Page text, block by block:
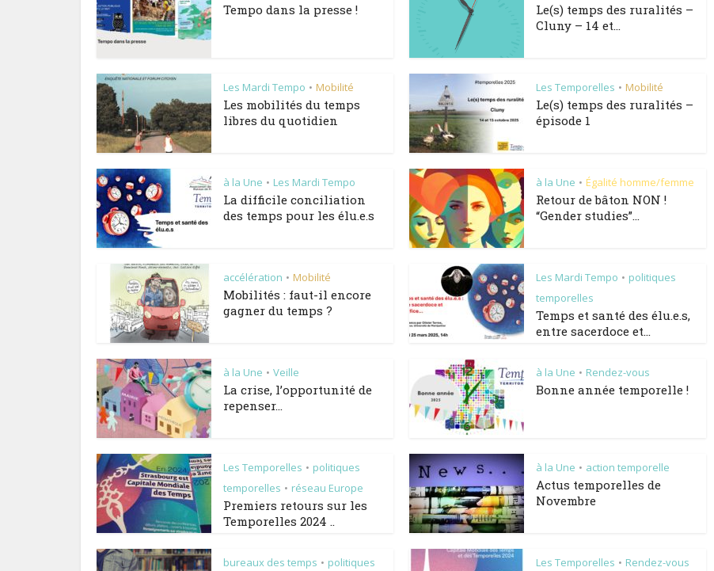
Tempo dans la presse !
Le(s) temps des ruralités –
Cluny – 14 et...
Les Mardi Tempo • Mobilité
Les mobilités du temps
libres du quotidien
Les Temporelles • Mobilité
Le(s) temps des ruralités –
épisode 1
à la Une • Les Mardi Tempo
La difficile conciliation
des temps pour les élu.e.s
à la Une • Égalité homme/femme
Retour de bâton NON !
“Gender studies”...
accélération • Mobilité
Mobilités : faut-il encore
gagner du temps ?
Les Mardi Tempo • politiques
temporelles
Temps et santé des élu.e.s,
entre sacerdoce et...
à la Une • Veille
La crise, l’opportunité de
repenser...
à la Une • Rendez-vous
Bonne année temporelle !
Les Temporelles • politiques
temporelles • réseau Europe
Premiers retours sur les
Temporelles 2024 ..
à la Une • action temporelle
Actus temporelles de
Novembre
bureaux des temps • politiques
Les Temporelles • Rendez-vous